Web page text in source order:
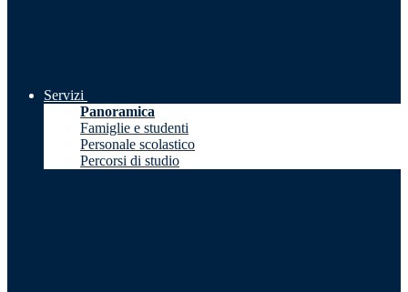
Servizi
Panoramica
Famiglie e studenti
Personale scolastico
Percorsi di studio